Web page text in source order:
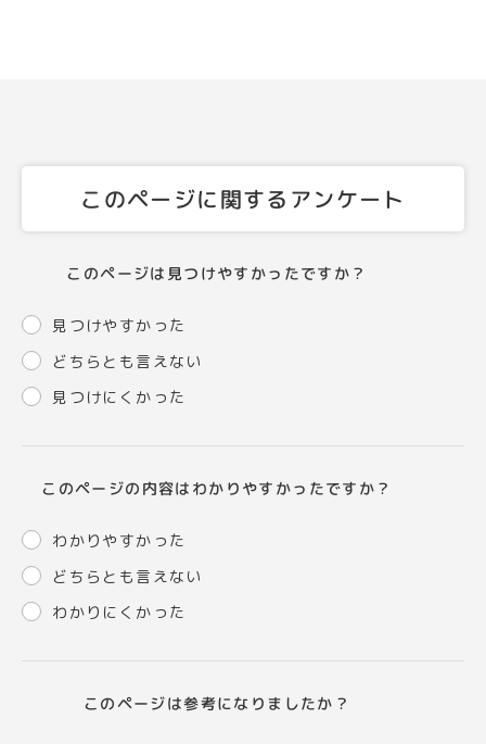
このページに関するアンケート
このページは見つけやすかったですか？
見つけやすかった
どちらとも言えない
見つけにくかった
このページの内容はわかりやすかったですか？
わかりやすかった
どちらとも言えない
わかりにくかった
このページは参考になりましたか？